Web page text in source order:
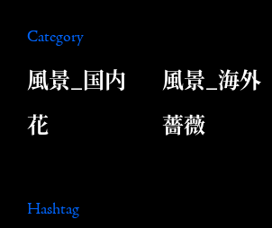
Category
風景_国内
風景_海外
花
薔薇
Hashtag